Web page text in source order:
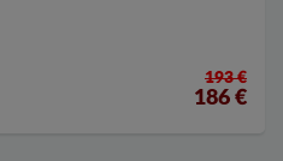
193 €
186 €